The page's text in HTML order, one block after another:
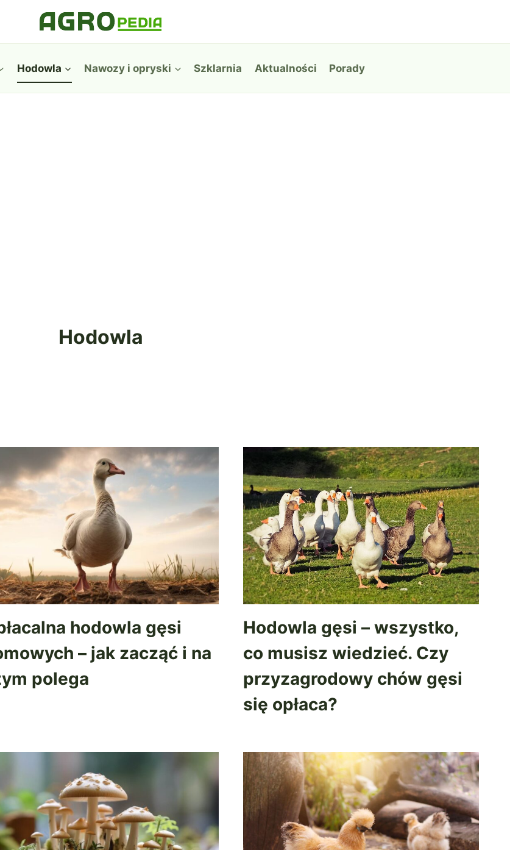
Hodowla Nawozy i opryski Szklarnia Aktualności Porady
Hodowla
hodowla gęsi
– jak zacząć i na
polega
Hodowla gęsi – wszystko,
co musisz wiedzieć. Czy
przyzagrodowy chów gęsi
się opłaca?